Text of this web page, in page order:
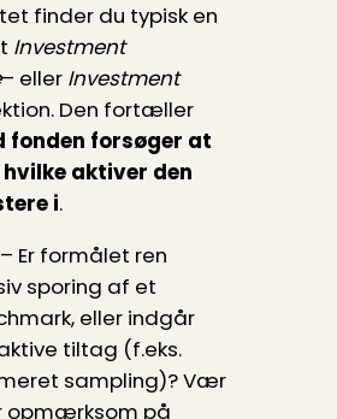
finder du typisk en
Investment
– eller Investment
Den fortæller
fonden forsøger at
hvilke aktiver den
i.
– Er formålet ren
sporing af et
eller indgår
tiltag (f.eks.
sampling)? Vær
på